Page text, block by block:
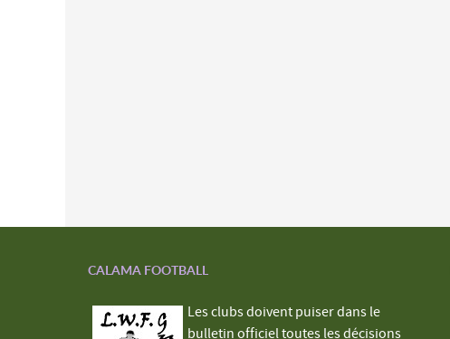
CALAMA FOOTBALL
Les clubs doivent puiser dans le
bulletin officiel toutes les décisions